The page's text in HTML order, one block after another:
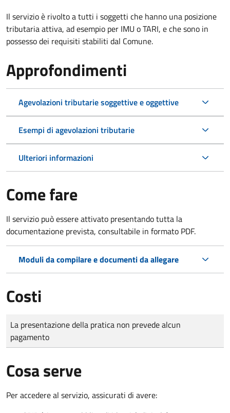
Il servizio è rivolto a tutti i soggetti che hanno una posizione
tributaria attiva, ad esempio per IMU o TARI, e che sono in
possesso dei requisiti stabiliti dal Comune.
Approfondimenti
Agevolazioni tributarie soggettive e oggettive
Esempi di agevolazioni tributarie
Ulteriori informazioni
Come fare
Il servizio può essere attivato presentando tutta la
documentazione prevista, consultabile in formato PDF.
Moduli da compilare e documenti da allegare
Costi
Tipo di pagamento
Importo
La presentazione della pratica non prevede alcun
pagamento
Cosa serve
Per accedere al servizio, assicurati di avere: